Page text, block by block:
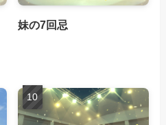
妹の7回忌